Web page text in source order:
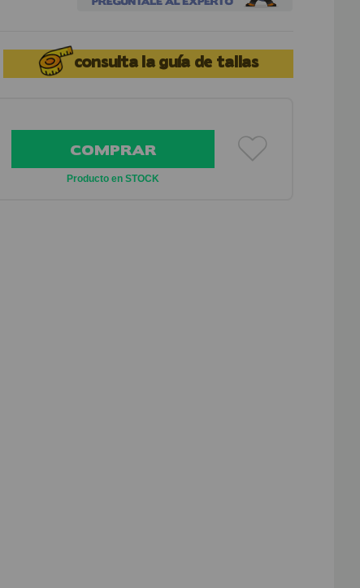
consulta la guía de tallas
COMPRAR
Producto en STOCK